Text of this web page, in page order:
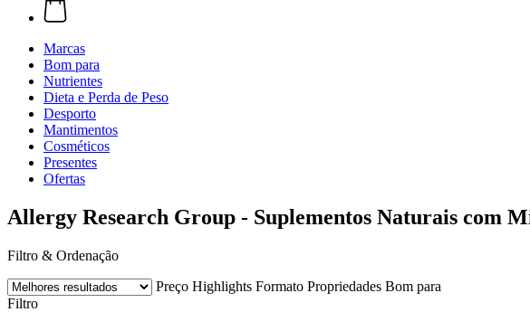
Marcas
Bom para
Nutrientes
Dieta e Perda de Peso
Desporto
Mantimentos
Cosméticos
Presentes
Ofertas
Allergy Research Group - Suplementos Naturais com
Filtro & Ordenação
Preço Highlights Formato Propriedades Bom para
Filtro